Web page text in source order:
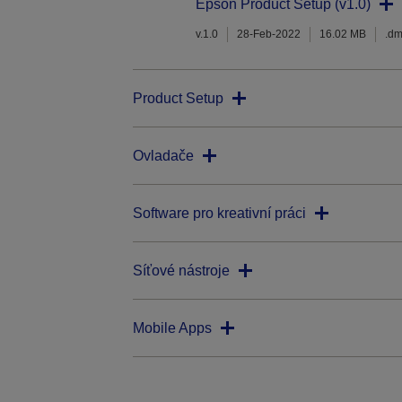
Epson Product Setup (v1.0)
v.1.0 28-Feb-2022 16.02 MB
Product Setup
Ovladače
Software pro kreativní práci
Síťové nástroje
Mobile Apps